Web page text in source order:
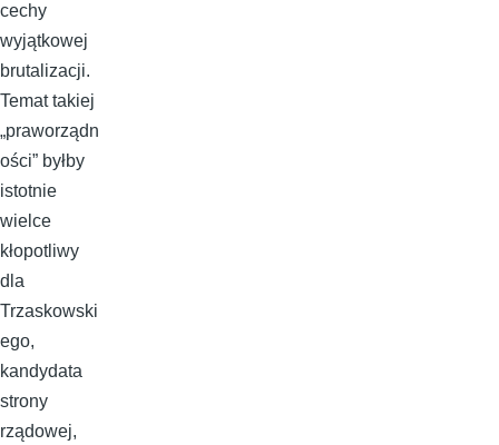
cechy
wyjątkowej
brutalizacji.
Temat takiej
„praworządn
ości” byłby
istotnie
wielce
kłopotliwy
dla
Trzaskowski
ego,
kandydata
strony
rządowej,